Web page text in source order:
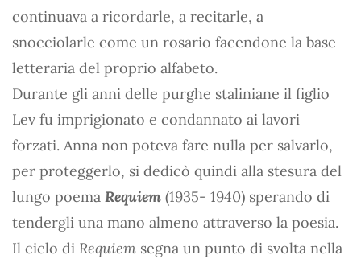
continuava a ricordarle, a recitarle, a
snocciolarle come un rosario facendone la base
letteraria del proprio alfabeto.
Durante gli anni delle purghe staliniane il figlio
Lev fu imprigionato e condannato ai lavori
forzati. Anna non poteva fare nulla per salvarlo,
per proteggerlo, si dedicò quindi alla stesura del
lungo poema Requiem (1935- 1940) sperando di
tendergli una mano almeno attraverso la poesia.
Il ciclo di Requiem segna un punto di svolta nella